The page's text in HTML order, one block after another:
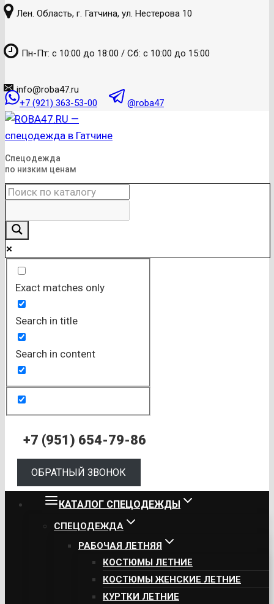
к
Лен. Область, г. Гатчина, ул. Нестерова 10
Пн-Пт: с 10:00 до 18:00 / Сб: с 10:00 до 15:00
info@roba47.ru
+7 (921) 363-53-00
@roba47
Спецодежда
по низким ценам
Exact matches only
Search in title
Search in content
+7 (951) 654-79-86
ОБРАТНЫЙ ЗВОНОК
КАТАЛОГ СПЕЦОДЕЖДЫ
СПЕЦОДЕЖДА
РАБОЧАЯ ЛЕТНЯЯ
КОСТЮМЫ ЛЕТНИЕ
КОСТЮМЫ ЖЕНСКИЕ ЛЕТНИЕ
КУРТКИ ЛЕТНИЕ